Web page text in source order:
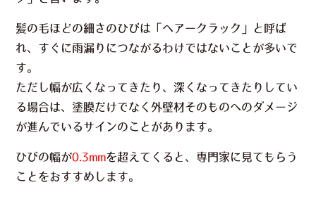
髪の毛ほどの細さのひびは 「ヘアークラック」
と呼ば
れ、すぐに雨漏りにつながるわけではないことが多いで
す。
ただし幅が広くなってきたり、深くなってきたりしてい
る場合は、塗膜だけでなく外壁材そのものへのダメージ
が進んでいるサインのことがあります。
ひびの幅が0.3mmを超えてくると、専門家に見てもらう
ことをおすすめします。